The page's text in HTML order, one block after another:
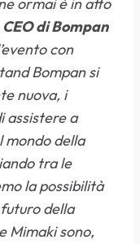
ormai è in atto
di Bompan
con
Bompan si
nuova, i
assistere a
della
tra le
la possibilità
della
Mimaki sono,